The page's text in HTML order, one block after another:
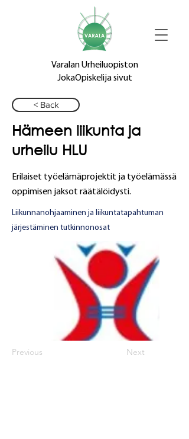
Varalan Urheiluopiston
JokaOpiskelija sivut
< Back
Hämeen liikunta ja
urheilu HLU
Erilaiset työelämäprojektit ja työelämässä
oppimisen jaksot räätälöidysti.
Liikunnanohjaaminen ja liikuntatapahtuman
järjestäminen tutkinnonosat
Previous Next